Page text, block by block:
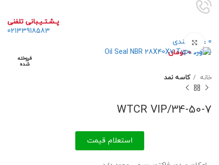
پـشـتـیـبانی تلفنی
02133918583
0 علاقه مندی
0 مورد 0 تومان
فروخته
شده
برای بزرگنمایی کلیک کنید
خانه کاسه نمد
34-50-7/WTCR VIP
استعلام قیمت